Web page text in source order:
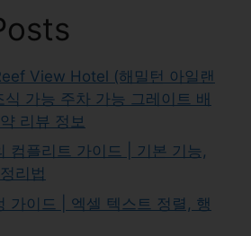
View Hotel (해밀턴 아일랜
가능 주차 가능 그레이트 배
리뷰 정보
컴플리트 가이드 | 기본 기능,
리법
가이드 | 엑셀 텍스트 정렬, 행